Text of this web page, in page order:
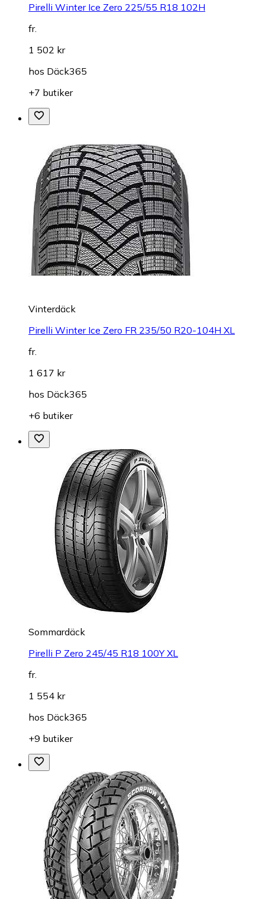
Pirelli Winter Ice Zero 225/55 R18 102H
fr.
1 502 kr
hos Däck365
+7 butiker
Vinterdäck
Pirelli Winter Ice Zero FR 235/50 R20-104H XL
fr.
1 617 kr
hos Däck365
+6 butiker
Sommardäck
Pirelli P Zero 245/45 R18 100Y XL
fr.
1 554 kr
hos Däck365
+9 butiker